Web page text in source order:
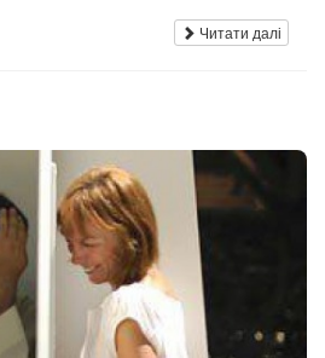
Читати далі